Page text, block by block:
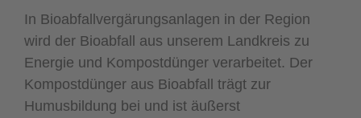
In Bioabfallvergärungsanlagen in der Region
wird der Bioabfall aus unserem Landkreis zu
Energie und Kompostdünger verarbeitet. Der
Kompostdünger aus Bioabfall trägt zur
Humusbildung bei und ist äußerst